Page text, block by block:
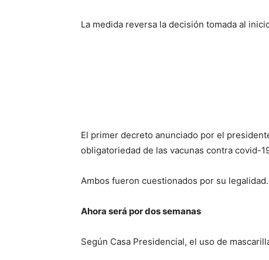
La medida reversa la decisión tomada al
El primer decreto anunciado por el
obligatoriedad de las vacunas contra covid-
Ambos fueron cuestionados por su legalidad.
Ahora será por dos semanas
Según Casa Presidencial, el uso de